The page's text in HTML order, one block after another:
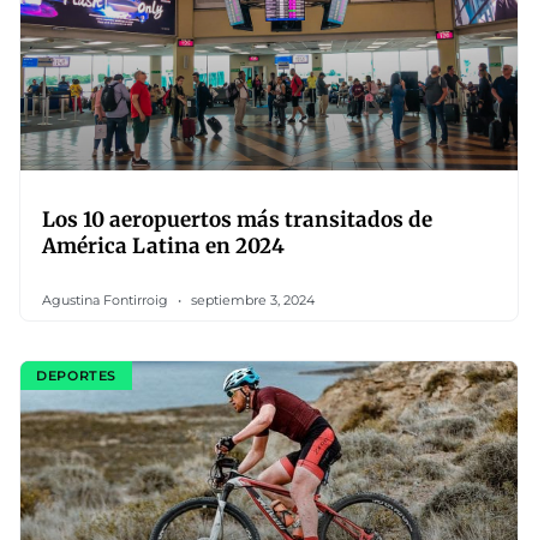
Los 10 aeropuertos más transitados de
América Latina en 2024
Agustina Fontirroig septiembre 3, 2024
DEPORTES